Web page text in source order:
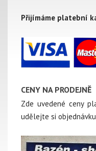
Přijímáme platební
CENY NA PRODEJNĚ
Zde uvedené ceny
udělejte si